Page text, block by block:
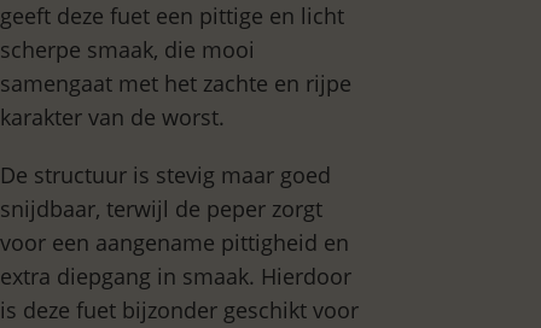
geeft deze fuet een pittige en licht
scherpe smaak, die mooi
samengaat met het zachte en rijpe
karakter van de worst.
De structuur is stevig maar goed
snijdbaar, terwijl de peper zorgt
voor een aangename pittigheid en
extra diepgang in smaak. Hierdoor
is deze fuet bijzonder geschikt voor